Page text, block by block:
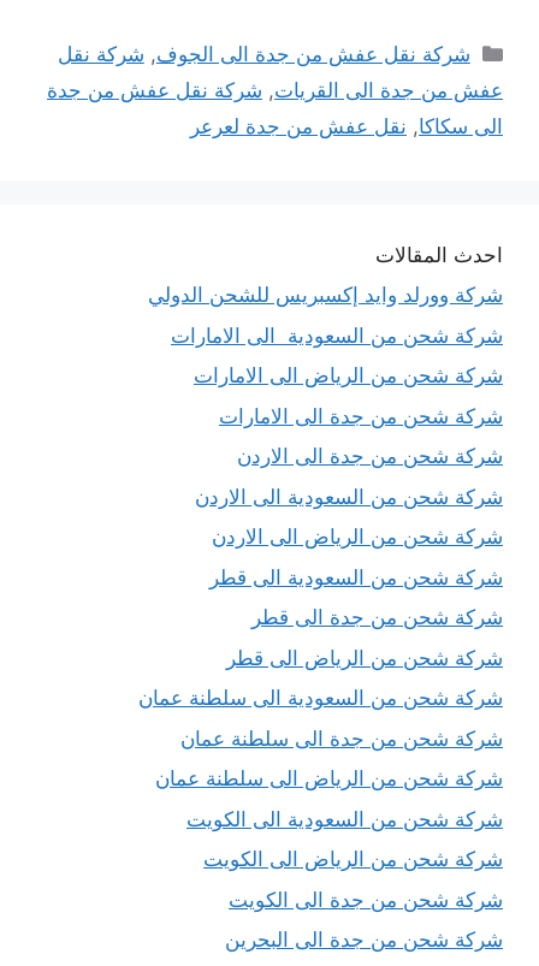
التصنيفات
شركة نقل عفش من جدة الى الجوف, شركة نقل
عفش من جدة الى القريات, شركة نقل عفش من جدة
الى سكاكا, نقل عفش من جدة لعرعر
احدث المقالات
شركة وورلد وايد إكسبريس للشحن الدولي
شركة شحن من السعودية الى الامارات
شركة شحن من الرياض الى الامارات
شركة شحن من جدة الى الامارات
شركة شحن من جدة الى الاردن
شركة شحن من السعودية الى الاردن
شركة شحن من الرياض الى الاردن
شركة شحن من السعودية الى قطر
شركة شحن من جدة الى قطر
شركة شحن من الرياض الى قطر
شركة شحن من السعودية الى سلطنة عمان
شركة شحن من جدة الى سلطنة عمان
شركة شحن من الرياض الى سلطنة عمان
شركة شحن من السعودية الى الكويت
شركة شحن من الرياض الى الكويت
شركة شحن من جدة الى الكويت
شركة شحن من جدة الى البحرين